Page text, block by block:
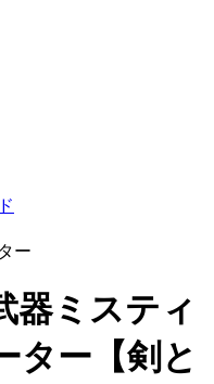
ー
器ミスティ
ター【剣と